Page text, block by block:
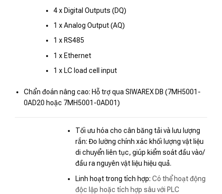
4 x Digital Outputs (DQ)
1 x Analog Output (AQ)
1 x RS485
1 x Ethernet
1 x LC load cell input
Chẩn đoán nâng cao: Hỗ trợ qua SIWAREX DB (7MH5001-
0AD20 hoặc 7MH5001-0AD01)
Tối ưu hóa cho cân băng tải và lưu lượng
rắn: Đo lường chính xác khối lượng vật liệu
di chuyển liên tục, giúp kiểm soát đầu vào/
đầu ra nguyên vật liệu hiệu quả.
Linh hoạt trong tích hợp: Có thể hoạt động
độc lập hoặc tích hợp sâu với PLC